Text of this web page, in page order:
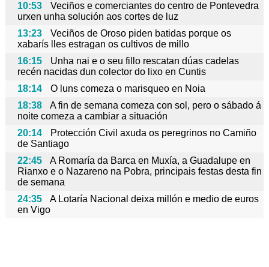
10:53
Veciños e comerciantes do centro de Pontevedra
urxen unha solución aos cortes de luz
13:23
Veciños de Oroso piden batidas porque os
xabarís lles estragan os cultivos de millo
16:15
Unha nai e o seu fillo rescatan dúas cadelas
recén nacidas dun colector do lixo en Cuntis
18:14
O luns comeza o marisqueo en Noia
18:38
A fin de semana comeza con sol, pero o sábado á
noite comeza a cambiar a situación
20:14
Protección Civil axuda os peregrinos no Camiño
de Santiago
22:45
A Romaría da Barca en Muxía, a Guadalupe en
Rianxo e o Nazareno na Pobra, principais festas desta fin
de semana
24:35
A Lotaría Nacional deixa millón e medio de euros
en Vigo